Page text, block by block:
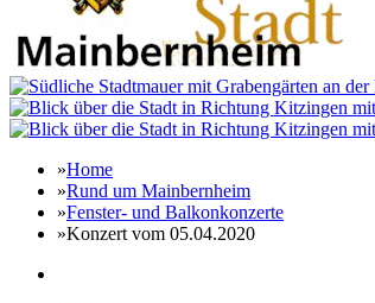
»Home
»Rund um Mainbernheim
»Fenster- und Balkonkonzerte
»Konzert vom 05.04.2020